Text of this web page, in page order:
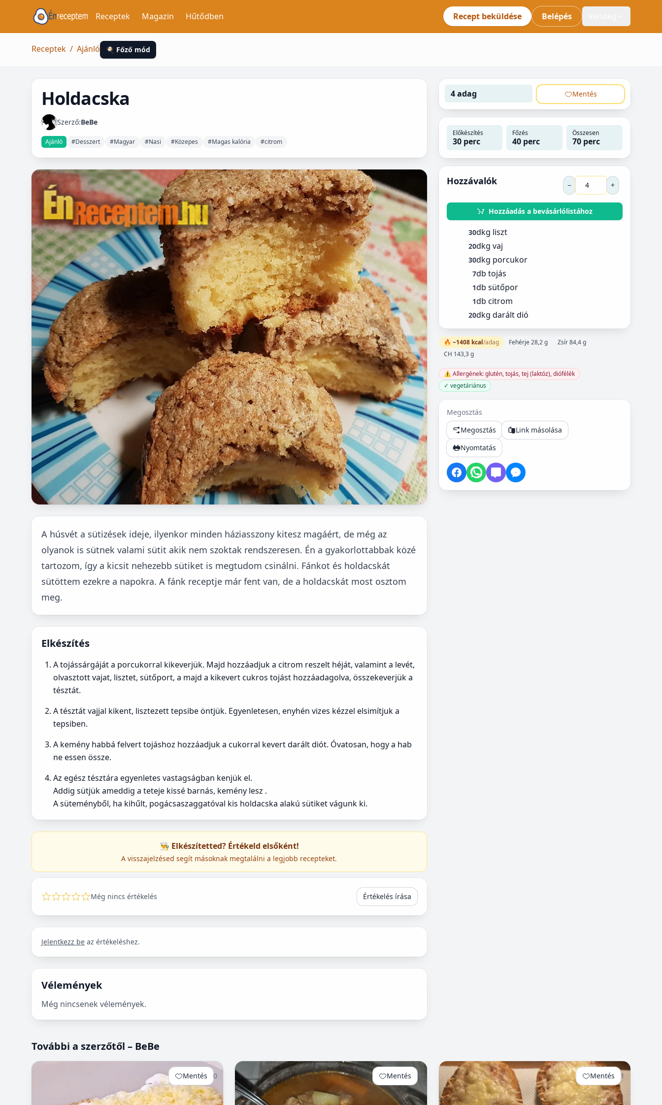
Receptek Magazin Hűtődben Recept beküldése Belépés
Receptek / Ajánló 🍳 Főző mód
Holdacska
Szerző:BeBe
Ajánló #Desszert #Magyar #Nasi #Közepes #Magas kalória #citrom
A húsvét a sütizések ideje, ilyenkor minden háziasszony kitesz magáért, de még az
olyanok is sütnek valami sütit akik nem szoktak rendszeresen. Én a gyakorlottabbak közé
tartozom, így a kicsit nehezebb sütiket is megtudom csinálni. Fánkot és holdacskát
sütöttem ezekre a napokra. A fánk receptje már fent van, de a holdacskát most osztom
meg.
Elkészítés
A tojássárgáját a porcukorral kikeverjük. Majd hozzáadjuk a citrom reszelt héját, valamint a levét,
olvasztott vajat, lisztet, sütőport, a majd a kikevert cukros tojást hozzáadagolva, összekeverjük a
tésztát.
A tésztát vajjal kikent, lisztezett tepsibe öntjük. Egyenletesen, enyhén vizes kézzel elsimítjuk a
tepsiben.
A kemény habbá felvert tojáshoz hozzáadjuk a cukorral kevert darált diót. Óvatosan, hogy a hab
ne essen össze.
Az egész tésztára egyenletes vastagságban kenjük el.
Addig sütjük ameddig a teteje kissé barnás, kemény lesz .
A süteményből, ha kihűlt, pogácsaszaggatóval kis holdacska alakú sütiket vágunk ki.
👨‍🍳 Elkészítetted? Értékeld elsőként!
A visszajelzésed segít másoknak megtalálni a legjobb recepteket.
Még nincs értékelés Értékelés írása
Jelentkezz be az értékeléshez.
Vélemények
Még nincsenek vélemények.
4 adag Mentés
Előkészítés
30 perc
Főzés
40 perc
Összesen
70 perc
Hozzávalók − +
Hozzáadás a bevásárlólistához
30dkg liszt
20dkg vaj
30dkg porcukor
7db tojás
1db sütőpor
1db citrom
20dkg darált dió
🔥 ~1408 kcal/adag Fehérje 28,2 g
Zsír 84,4 g
CH 143,3 g
⚠️ Allergének: glutén, tojás, tej (laktóz), diófélék
✓ vegetáriánus
Megosztás
Megosztás
Link másolása
Nyomtatás
További a szerzőtől – BeBe
Mentés 0 Mentés 0 Mentés 1